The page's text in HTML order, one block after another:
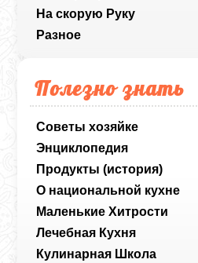
На скорую Руку
Разное
Полезно знать
Советы хозяйке
Энциклопедия
Продукты (история)
О национальной кухне
Маленькие Хитрости
Лечебная Кухня
Кулинарная Школа